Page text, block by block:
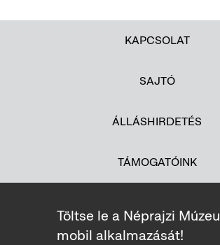
KAPCSOLAT
SAJTÓ
ÁLLÁSHIRDETÉS
TÁMOGATÓINK
Töltse le a Néprajzi
mobil alkalmazását!